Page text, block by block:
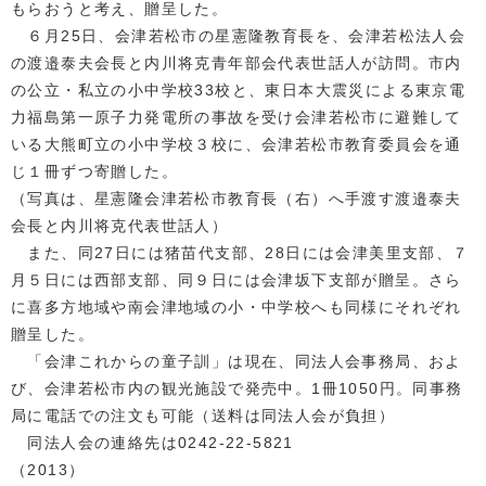
もらおうと考え、贈呈した。
６月25日、会津若松市の星憲隆教育長を、会津若松法人会
の渡邉泰夫会長と内川将克青年部会代表世話人が訪問。市内
の公立・私立の小中学校33校と、東日本大震災による東京電
力福島第一原子力発電所の事故を受け会津若松市に避難して
いる大熊町立の小中学校３校に、会津若松市教育委員会を通
じ１冊ずつ寄贈した。
（写真は、星憲隆会津若松市教育長（右）へ手渡す渡邉泰夫
会長と内川将克代表世話人）
また、同27日には猪苗代支部、28日には会津美里支部、７
月５日には西部支部、同９日には会津坂下支部が贈呈。さら
に喜多方地域や南会津地域の小・中学校へも同様にそれぞれ
贈呈した。
「会津これからの童子訓」は現在、同法人会事務局、およ
び、会津若松市内の観光施設で発売中。1冊1050円。同事務
局に電話での注文も可能（送料は同法人会が負担）
同法人会の連絡先は0242-22-5821
（2013）